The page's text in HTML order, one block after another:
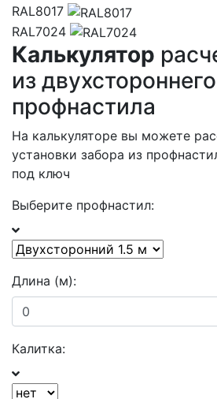
RAL8017
RAL7024
Калькулятор
из двухстороннего
профнастила
На калькуляторе вы можете
установки забора из
под ключ
Выберите профнастил:
Длина (м):
Калитка: